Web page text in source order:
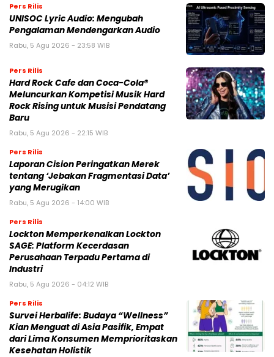
Pers Rilis
UNISOC Lyric Audio: Mengubah
Pengalaman Mendengarkan Audio
Rabu, 5 Agu 2026 - 23:58 WIB
Pers Rilis
Hard Rock Cafe dan Coca-Cola®
Meluncurkan Kompetisi Musik Hard
Rock Rising untuk Musisi Pendatang
Baru
Rabu, 5 Agu 2026 - 22:15 WIB
Pers Rilis
Laporan Cision Peringatkan Merek
tentang ‘Jebakan Fragmentasi Data’
yang Merugikan
Rabu, 5 Agu 2026 - 14:00 WIB
Pers Rilis
Lockton Memperkenalkan Lockton
SAGE: Platform Kecerdasan
Perusahaan Terpadu Pertama di
Industri
Rabu, 5 Agu 2026 - 04:12 WIB
Pers Rilis
Survei Herbalife: Budaya “Wellness”
Kian Menguat di Asia Pasifik, Empat
dari Lima Konsumen Memprioritaskan
Kesehatan Holistik